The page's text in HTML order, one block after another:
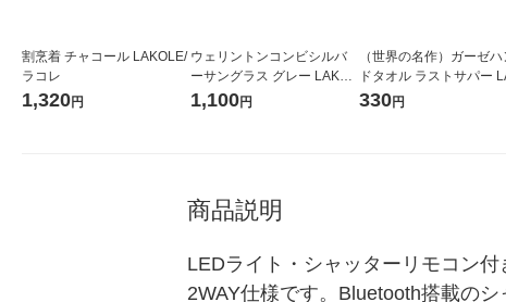
割烹着 チャコール LAKOLE/
ラコレ
1,320円
ウェリントンコンビシルバ
ーサングラス グレー LAKOL
E/ラコレ
1,100円
（世界の名作）ガーゼハ
ドタオル ラストサパー
OLE/ラコレ
330円
商品説明
LEDライト・シャッターリモコン
2WAY仕様です。Bluetooth搭載の